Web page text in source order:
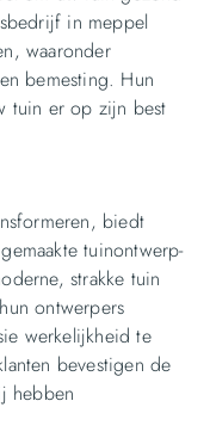
in meppel
waaronder
bemesting. Hun
tuin er op zijn best
biedt
tuinontwerp-
strakke tuin
ontwerpers
werkelijkheid te
bevestigen de
hebben